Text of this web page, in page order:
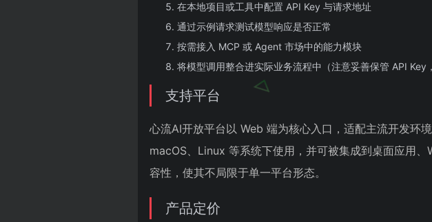
在本地项目或工具中配置 API Key 与请求地址
通过示例请求测试模型响应是否正常
按需接入 MCP 或 Agent 市场中的能力模块
将模型调用整合进实际业务流程中（注意妥善保管 API Key
支持平台
心流AI开放平台以 Web 端为核心入口，适配主流开发环
macOS、Linux 等系统下使用，并可被集成到桌面应用
容性，使其不局限于单一平台形态。
产品定价